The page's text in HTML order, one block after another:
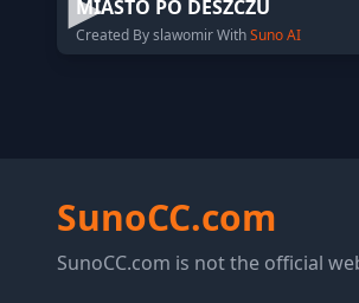
MIASTO PO DESZCZU
Created By slawomir WithSuno AI
SunoCC.com
SunoCC.com is not the official